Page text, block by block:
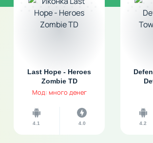
Last Hope - Heroes
Zombie TD
Мод: много денег
4.1 4.0 4.2